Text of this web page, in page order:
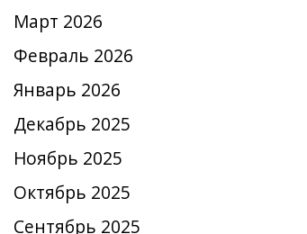
Март 2026
Февраль 2026
Январь 2026
Декабрь 2025
Ноябрь 2025
Октябрь 2025
Сентябрь 2025